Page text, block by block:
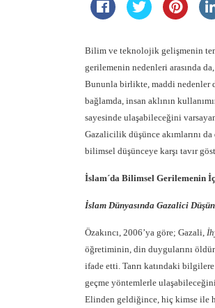
Bilim ve teknolojik gelişmenin
gerilemenin nedenleri arasında
Bununla birlikte, maddi nedenler
bağlamda, insan aklının
sayesinde ulaşabileceğini
Gazalicilik düşünce akımlarını
bilimsel düşünceye karşı tavır
İslam´da Bilimsel Gerilemenin
İslam Dünyasında Gazalici
Özakıncı, 2006’ya göre; Gazali,
öğretiminin, din duygularını
ifade etti. Tanrı katındaki
geçme yöntemlerle
Elinden geldiğince, hiç kimse ile